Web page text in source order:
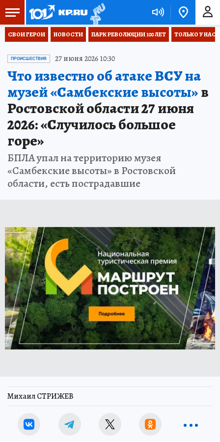
СВОИ ГЕРОИ НОВОСТИ ПАРК РЕВОЛЮЦИИ 100 ЛЕТ ТОЛЬКО У НАС
ПРОИСШЕСТВИЯ 27 июня 2026 10:30
Что известно об атаке ВСУ на
музей «Самбекские высоты»в
Ростовской области 27 июня
2026: «Случилось большое
горе»
БПЛА упал на территорию музея
«Самбекские высоты» в Ростовской
области, есть пострадавшие
Михаил СТРИЖЕВ